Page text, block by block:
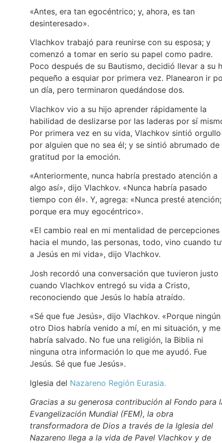
«Antes, era tan egocéntrico; y, ahora, es tan
desinteresado».
Vlachkov trabajó para reunirse con su esposa; y
comenzó a tomar en serio su papel como padre.
Poco después de su Bautismo, decidió llevar a su
pequeño a esquiar por primera vez. Planearon ir
un día, pero terminaron quedándose dos.
Vlachkov vio a su hijo aprender rápidamente la
habilidad de deslizarse por las laderas por sí
Por primera vez en su vida, Vlachkov sintió orgullo
por alguien que no sea él; y se sintió abrumado de
gratitud por la emoción.
«Anteriormente, nunca habría prestado atención a
algo así», dijo Vlachkov. «Nunca habría pasado
tiempo con él». Y, agrega: «Nunca presté atención;
porque era muy egocéntrico».
«El cambio real en mi mentalidad de percepciones
hacia el mundo, las personas, todo, vino cuando
a Jesús en mi vida», dijo Vlachkov.
Josh recordó una conversación que tuvieron justo
cuando Vlachkov entregó su vida a Cristo,
reconociendo que Jesús lo había atraído.
«Sé que fue Jesús», dijo Vlachkov. «Porque ningún
otro Dios habría venido a mí, en mi situación, y me
habría salvado. No fue una religión, la Biblia ni
ninguna otra información lo que me ayudó. Fue
Jesús. Sé que fue Jesús».
Iglesia del Nazareno Región Eurasia.
Gracias a su generosa contribución al Fondo para
Evangelización Mundial (FEM), la obra
transformadora de Dios a través de la Iglesia del
Nazareno llega a la vida de Pavel Vlachkov y de